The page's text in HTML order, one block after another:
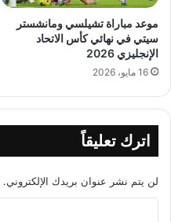
موعد مباراة تشيلسي ومانشستر
سيتي في نهائي كأس الاتحاد
الإنجليزي 2026
16 مايو، 2026
اترك تعليقاً
لن يتم نشر عنوان بريدك الإلكتروني.